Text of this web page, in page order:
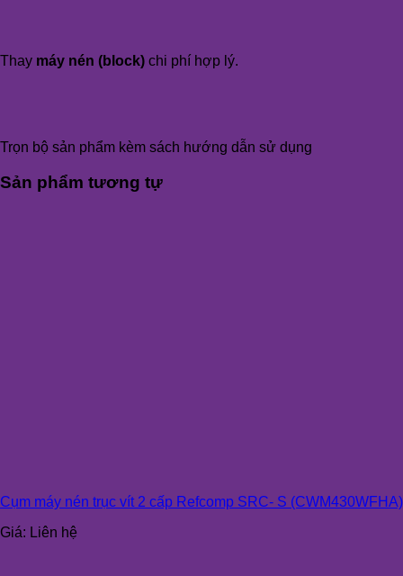
Thay máy nén (block) chi phí hợp lý.
Trọn bộ sản phẩm kèm sách hướng dẫn sử dụng
Sản phẩm tương tự
Cụm máy nén trục vít 2 cấp Refcomp SRC- S (CWM430WFHA)
Giá: Liên hệ